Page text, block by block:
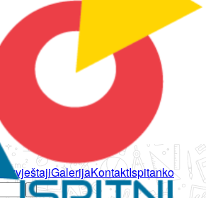
IzvještajiGalerijaKontaktIspitanko